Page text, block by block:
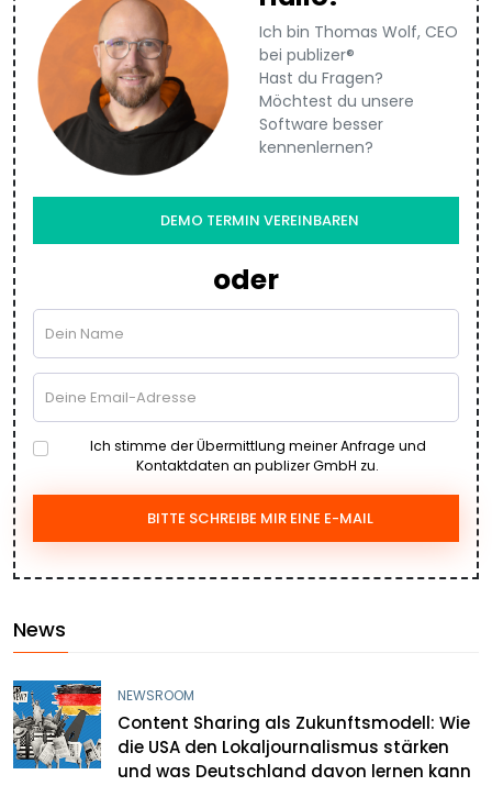
Ich bin Thomas Wolf, CEO
bei publizer®
Hast du Fragen?
Möchtest du unsere
Software besser
kennenlernen?
DEMO TERMIN VEREINBAREN
oder
Ich stimme der Übermittlung meiner Anfrage und
Kontaktdaten an publizer GmbH zu.
BITTE SCHREIBE MIR EINE E-MAIL
News
NEWSROOM
Content Sharing als Zukunftsmodell: Wie
die USA den Lokaljournalismus stärken
und was Deutschland davon lernen kann